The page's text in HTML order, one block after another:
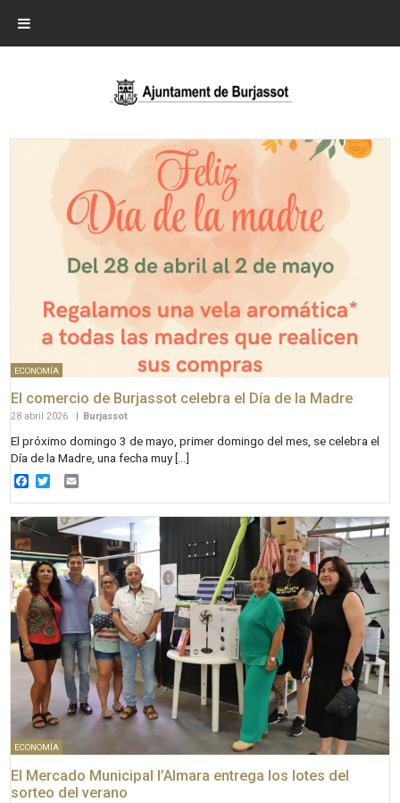
ECONOMÍA
El comercio de Burjassot celebra el Día de la Madre
28 abril 2026 Burjassot
El próximo domingo 3 de mayo, primer domingo del mes, se celebra el
Día de la Madre, una fecha muy […]
Facebook
Twitter
ECONOMÍA
El Mercado Municipal l’Almara entrega los lotes del
sorteo del verano